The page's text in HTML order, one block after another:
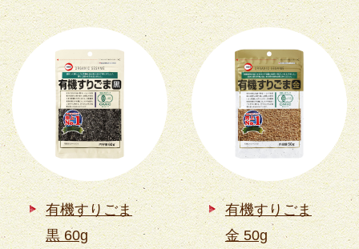
有機すりごま
黒 60g
有機すりごま
金 50g